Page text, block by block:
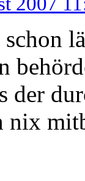
der
nix